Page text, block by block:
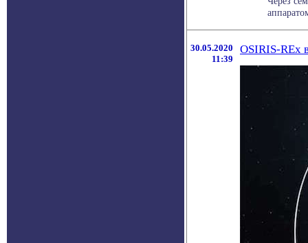
30.05.2020
11:39
OSIRIS-REx